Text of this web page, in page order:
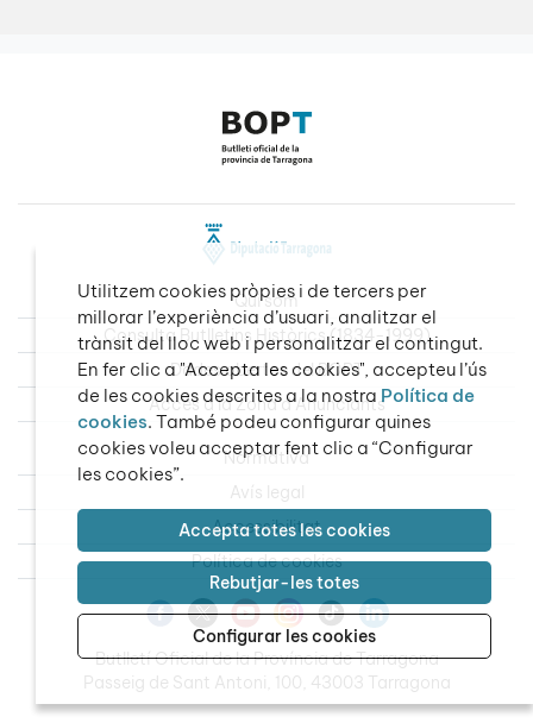
Qui som
Consulta Butlletins Històrics (1834-1999)
Dades obertes del BOPT
Accés a la Zona d’Anunciants
Normativa
Avís legal
Accessibilitat
Política de cookies
Butlletí Oficial de la Província de Tarragona
Passeig de Sant Antoni, 100, 43003 Tarragona
Utilitzem cookies pròpies i de tercers per
millorar l’experiència d’usuari, analitzar el
trànsit del lloc web i personalitzar el contingut.
En fer clic a "Accepta les cookies", accepteu l’ús
de les cookies descrites a la nostra Política de
cookies. També podeu configurar quines
cookies voleu acceptar fent clic a “Configurar
les cookies”.
Accepta totes les cookies
Rebutjar-les totes
Configurar les cookies